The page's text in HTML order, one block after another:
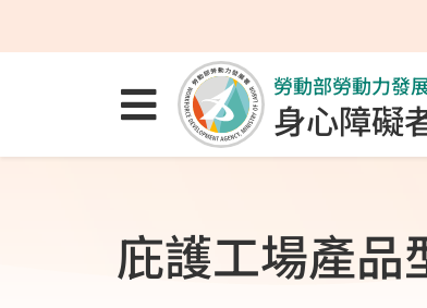
點選開啟選單
勞動部勞動力發
身心障礙
庇護工場產品